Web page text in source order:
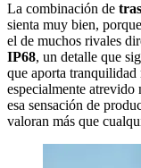
La combinación de
sienta muy bien,
el de muchos rivales
IP68, un detalle que
que aporta
especialmente
esa sensación de
valoran más que